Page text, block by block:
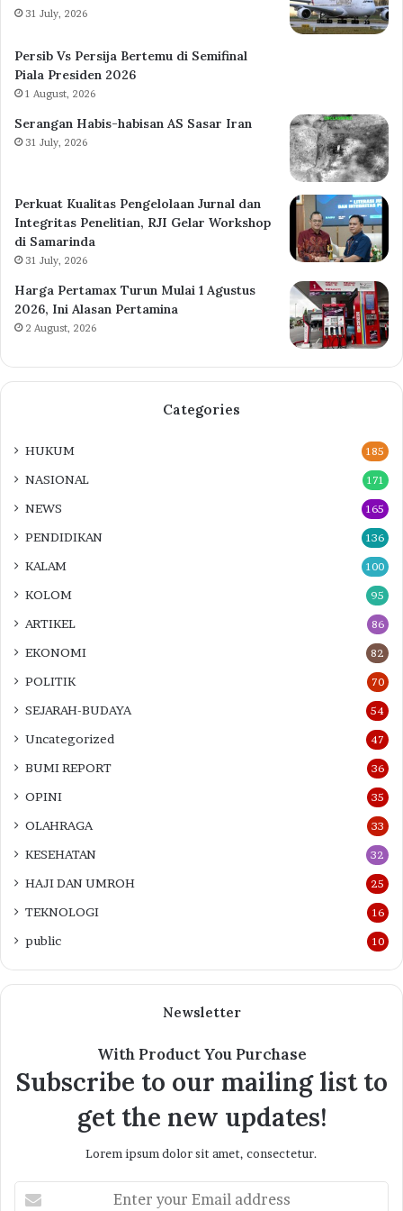
31 July, 2026
Persib Vs Persija Bertemu di Semifinal
Piala Presiden 2026
1 August, 2026
Serangan Habis-habisan AS Sasar Iran
31 July, 2026
Perkuat Kualitas Pengelolaan Jurnal dan
Integritas Penelitian, RJI Gelar Workshop
di Samarinda
31 July, 2026
Harga Pertamax Turun Mulai 1 Agustus
2026, Ini Alasan Pertamina
2 August, 2026
Categories
HUKUM 185
NASIONAL 171
NEWS 165
PENDIDIKAN 136
KALAM 100
KOLOM 95
ARTIKEL 86
EKONOMI 82
POLITIK 70
SEJARAH-BUDAYA 54
Uncategorized 47
BUMI REPORT 36
OPINI 35
OLAHRAGA 33
KESEHATAN 32
HAJI DAN UMROH 25
TEKNOLOGI 16
public 10
Newsletter
With Product You Purchase
Subscribe to our mailing list to
get the new updates!
Lorem ipsum dolor sit amet, consectetur.